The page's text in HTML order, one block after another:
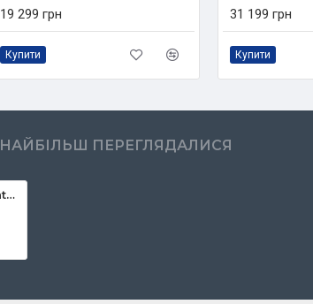
19 299 грн
Купити
31 199 грн
Купити
НАЙБІЛЬШ ПЕРЕГЛЯДАЛИСЯ
Кондиціонер Cooper&Hunter Vital Inverter CH-S18FTXF2-NG (CH-S18FTXF2-NG)